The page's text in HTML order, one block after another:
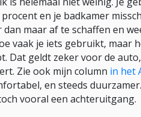
en je badkamer
dan maar af te schaffen en
vaak je iets gebruikt, maar
Dat geldt zeker voor de
Zie ook mijn column in het
en steeds
vooral een achteruitgang.